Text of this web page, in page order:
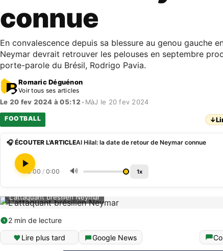
connue
En convalescence depuis sa blessure au genou gauche
Neymar devrait retrouver les pelouses en septembre
porte-parole du Brésil, Rodrigo Pavia.
Romaric Déguénon
Voir tous ses articles
Le 20 fev 2024 à 05:12 • MàJ le 20 fev 2024
FOOTBALL ↓
🎧 ÉCOUTER L'ARTICLEAl Hilal: la date de retour de Neymar connue
0:00 / 0:00 🔊 1x
L'attaquant brésilien Neymar
2 min de lecture
Lire plus tard
Google News